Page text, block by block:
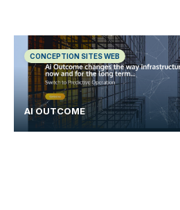
CONCEPTION SITES WEB
AI OUTCOME